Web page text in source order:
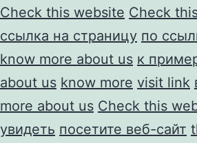
Check this website Check
ссылка на страницу по
know more about us к
about us know more visit link
more about us Check this
увидеть посетите веб-сайт